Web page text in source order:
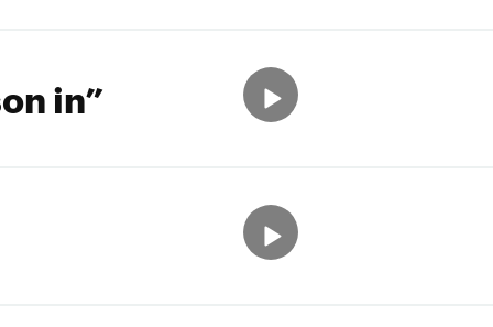
in”